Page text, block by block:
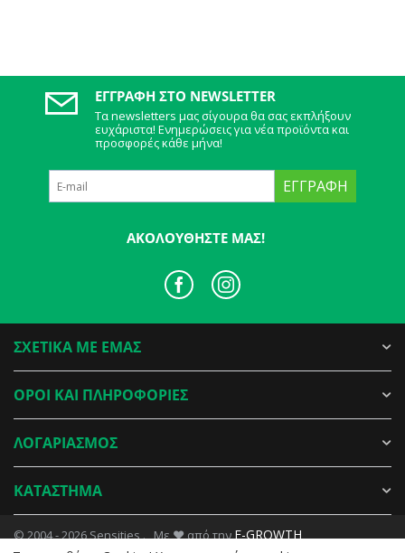
ΕΓΓΡΑΦΉ ΣΤΟ NEWSLETTER
Τα newsletters μας σίγουρα θα σας εκπλήξουν
ευχάριστα! Ενημερώσεις για νέα προϊόντα και
προσφορές κάθε μήνα!
ΕΓΓΡΑΦΉ
ΑΚΟΛΟΥΘΉΣΤΕ ΜΑΣ!
ΣΧΕΤΙΚΑ ΜΕ ΕΜΑΣ
ΟΡΟΙ ΚΑΙ ΠΛΗΡΟΦΟΡΙΕΣ
ΛΟΓΑΡΙΑΣΜΟΣ
ΚΑΤΑΣΤΗΜΑ
© 2004 - 2026 Sensities . Με ♥ από τηνE-GROWTH